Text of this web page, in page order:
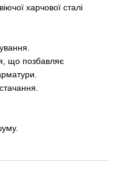
харчової сталі
що позбавляє